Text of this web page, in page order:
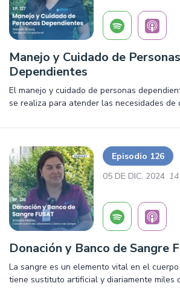
Manejo y Cuidado de Personas
Dependientes
El manejo y cuidado de personas
se realiza para atender las necesidades de
dependencia funcional moderada o severa,
tareas pueden volverse complejas de
se cuenta con experiencia profesional.
Episodio 126
05 DE DIC. 2024
Donación y Banco de Sangre
La sangre es un elemento vital en el
tiene sustituto artificial y diariamente miles